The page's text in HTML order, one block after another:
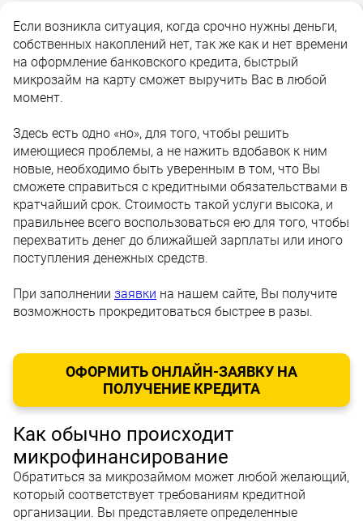
Если возникла ситуация, когда срочно нужны деньги,
собственных накоплений нет, так же как и нет времени
на оформление банковского кредита, быстрый
микрозайм на карту сможет выручить Вас в любой
момент.
Здесь есть одно «но», для того, чтобы решить
имеющиеся проблемы, а не нажить вдобавок к ним
новые, необходимо быть уверенным в том, что Вы
сможете справиться с кредитными обязательствами в
кратчайший срок. Стоимость такой услуги высока, и
правильнее всего воспользоваться ею для того, чтобы
перехватить денег до ближайшей зарплаты или иного
поступления денежных средств.
При заполнении заявки на нашем сайте, Вы получите
возможность прокредитоваться быстрее в разы.
ОФОРМИТЬ ОНЛАЙН-ЗАЯВКУ НА
ПОЛУЧЕНИЕ КРЕДИТА
Как обычно происходит
микрофинансирование
Обратиться за микрозаймом может любой желающий,
который соответствует требованиям кредитной
организации. Вы представляете определенные